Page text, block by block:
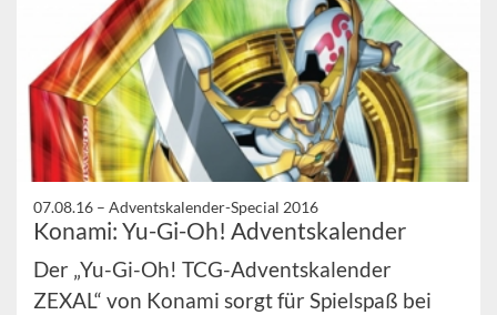
07.08.16 – Adventskalender-Special 2016
Konami: Yu-Gi-Oh! Adventskalender
Der „Yu-Gi-Oh! TCG-Adventskalender
ZEXAL“ von Konami sorgt für Spielspaß bei